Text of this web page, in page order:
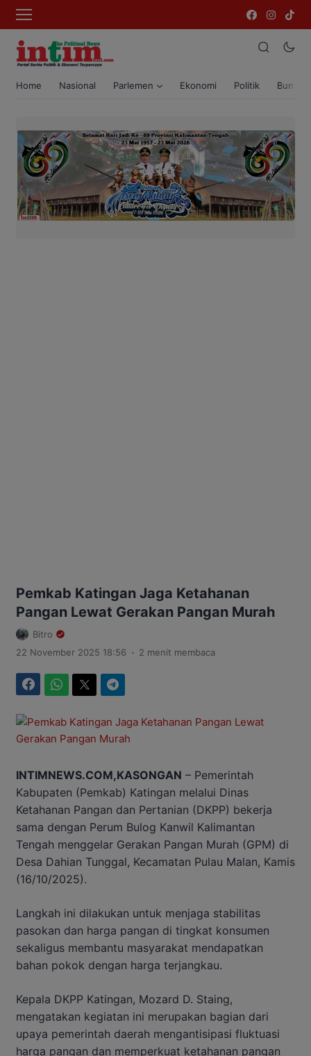
Home Nasional Parlemen Ekonomi Politik Bumi
Pemkab Katingan Jaga Ketahanan
Pangan Lewat Gerakan Pangan Murah
Bitro
22 November 2025 18:56 . 2 menit membaca
INTIMNEWS.COM,KASONGAN – Pemerintah
Kabupaten (Pemkab) Katingan melalui Dinas
Ketahanan Pangan dan Pertanian (DKPP) bekerja
sama dengan Perum Bulog Kanwil Kalimantan
Tengah menggelar Gerakan Pangan Murah (GPM) di
Desa Dahian Tunggal, Kecamatan Pulau Malan, Kamis
(16/10/2025).
Langkah ini dilakukan untuk menjaga stabilitas
pasokan dan harga pangan di tingkat konsumen
sekaligus membantu masyarakat mendapatkan
bahan pokok dengan harga terjangkau.
Kepala DKPP Katingan, Mozard D. Staing,
mengatakan kegiatan ini merupakan bagian dari
upaya pemerintah daerah mengantisipasi fluktuasi
harga pangan dan memperkuat ketahanan pangan